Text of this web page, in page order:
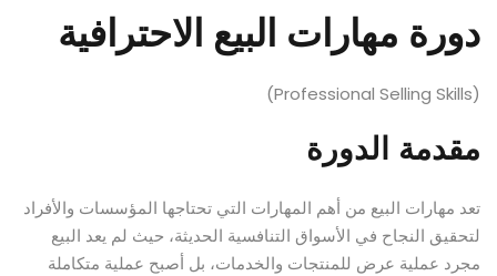
دورة مهارات البيع الاحترافية
(Professional Selling Skills)
مقدمة الدورة
تعد مهارات البيع من أهم المهارات التي تحتاجها المؤسسات والأفراد
لتحقيق النجاح في الأسواق التنافسية الحديثة، حيث لم يعد البيع
مجرد عملية عرض للمنتجات والخدمات، بل أصبح عملية متكاملة